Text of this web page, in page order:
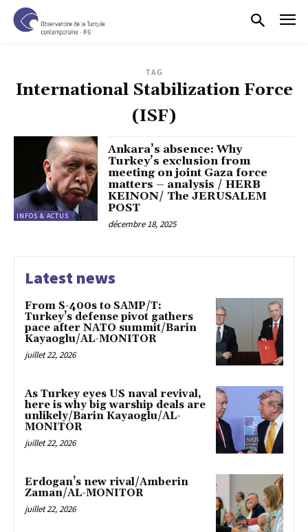
TAG
International Stabilization Force
(ISF)
INFOS & ACTUS
Ankara’s absence: Why
Turkey’s exclusion from
meeting on joint Gaza force
matters – analysis / HERB
KEINON/ The JERUSALEM
POST
décembre 18, 2025
Latest news
From S-400s to SAMP/T:
Turkey’s defense pivot gathers
pace after NATO summit/Barin
Kayaoglu/AL-MONITOR
juillet 22, 2026
As Turkey eyes US naval revival,
here is why big warship deals are
unlikely/Barin Kayaoglu/AL-
MONITOR
juillet 22, 2026
Erdogan’s new rival/Amberin
Zaman/AL-MONITOR
juillet 22, 2026